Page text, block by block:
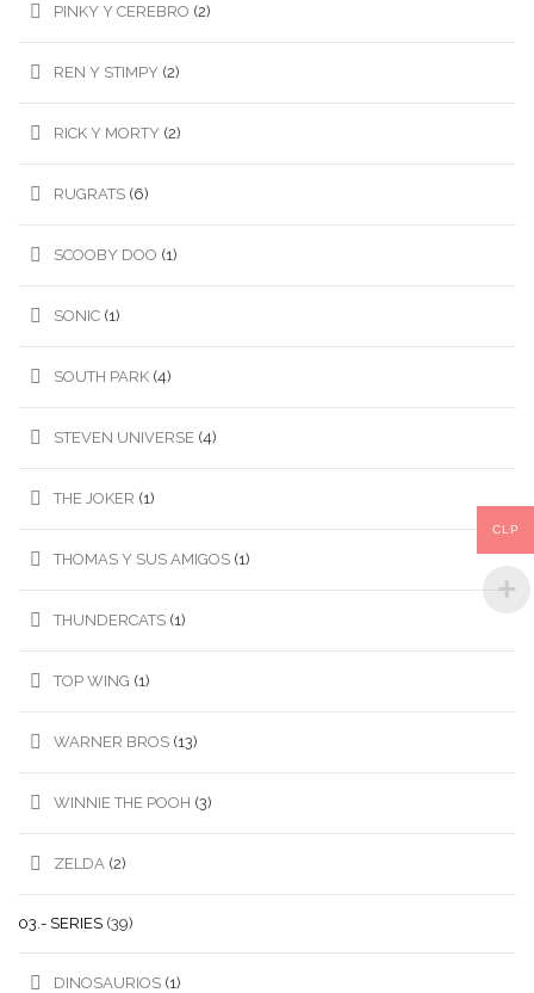
PINKY Y CEREBRO (2)
REN Y STIMPY (2)
RICK Y MORTY (2)
RUGRATS (6)
SCOOBY DOO (1)
SONIC (1)
SOUTH PARK (4)
STEVEN UNIVERSE (4)
THE JOKER (1)
THOMAS Y SUS AMIGOS (1)
THUNDERCATS (1)
TOP WING (1)
WARNER BROS (13)
WINNIE THE POOH (3)
ZELDA (2)
03.- SERIES (39)
DINOSAURIOS (1)
CLP